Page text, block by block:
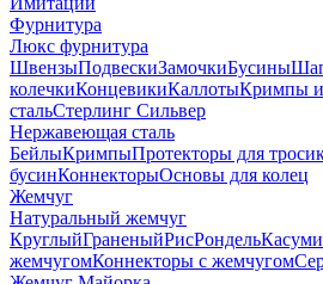
Фурнитура
Люкс фурнитура
ШвензыПодвескиЗамочкиБусины
колечкиКонцевикиКаллотыКримпы
стальСтерлинг Сильвер
Нержавеющая сталь
БейлыКримпыПротекторы для
бусинКоннекторыОсновы для колец
Жемчуг
Натуральный жемчуг
КруглыйГраненыйРисРондельКасуми
жемчугомКоннекторы с жемчугом